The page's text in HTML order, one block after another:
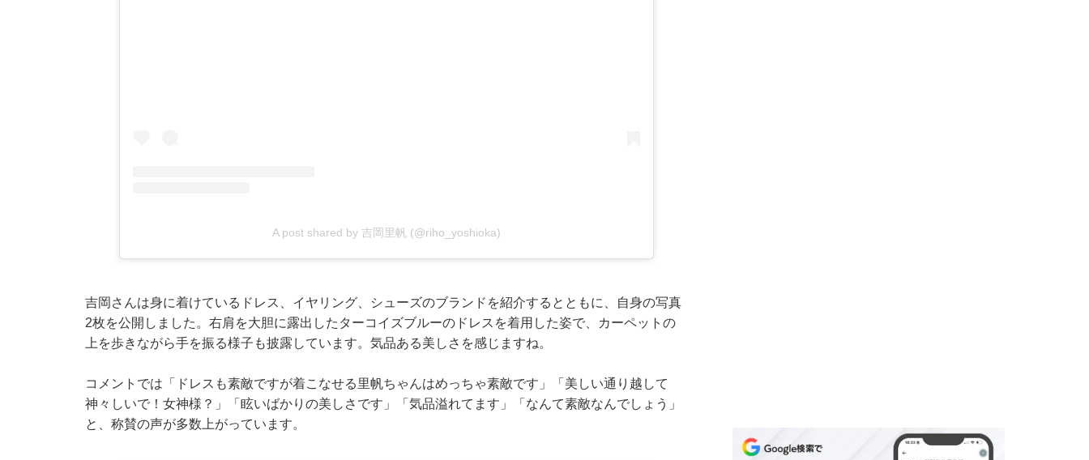
A post shared by 吉岡里帆 (@riho_yoshioka)
吉岡さんは身に着けているドレス、イヤリング、シューズのブランドを紹介するとともに、自身の写真
2枚を公開しました。右肩を大胆に露出したターコイズブルーのドレスを着用した姿で、カーペットの
上を歩きながら手を振る様子も披露しています。気品ある美しさを感じますね。
コメントでは「ドレスも素敵ですが着こなせる里帆ちゃんはめっちゃ素敵です」「美しい通り越して
神々しいで！女神様？」「眩いばかりの美しさです」「気品溢れてます」「なんて素敵なんでしょう」
と、称賛の声が多数上がっています。